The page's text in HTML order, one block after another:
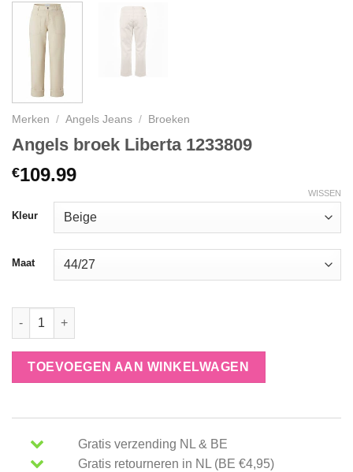
Merken / Angels Jeans / Broeken
Angels broek Liberta 1233809
€109.99
Kleur
Maat
WISSEN
Angels broek Liberta 1233809 aantal
TOEVOEGEN AAN WINKELWAGEN
Gratis verzending NL & BE
Gratis retourneren in NL (BE €4,95)